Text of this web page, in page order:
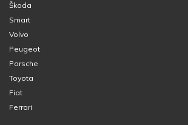
Škoda
Smart
Volvo
Peugeot
Porsche
Toyota
Fiat
Ferrari